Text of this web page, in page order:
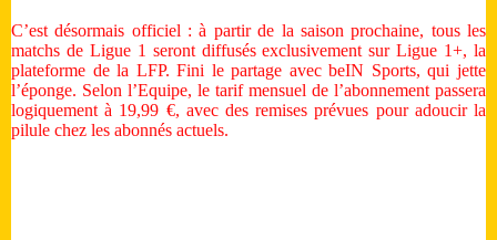
C’est désormais officiel : à partir de la saison prochaine, tous les
matchs de Ligue 1 seront diffusés exclusivement sur Ligue 1+, la
plateforme de la LFP. Fini le partage avec beIN Sports, qui jette
l’éponge. Selon l’Equipe, le tarif mensuel de l’abonnement passera
logiquement à 19,99 €, avec des remises prévues pour adoucir la
pilule chez les abonnés actuels.